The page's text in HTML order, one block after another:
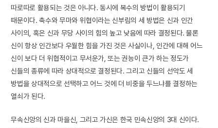
따로따로 활용되는 것은 아니다. 동시에 복수의 방법이 활용되기
때문이다. 축수와 무마와 위협이라는 신부림의 세 방법은 신과 인간
사이의, 혹은 신과 무당 사이의 힘의 높고 낮음에 따라 결정된다. 물론
신이 항상 인간보다 우월한 힘을 가진 것은 사실이나, 인간에 대해 어느
신이 보다 더 위협적이고 무서운가, 또는 권능이 큰가 하는 정도가
신들의 종류에 따라 상대적으로 결정된다. 그리고 신들의 선악도 세
방법을 상대적으로 선택하고 어느 것에 더 비중을 두느냐를 결정하는
열쇠가 된다.
무속신앙의 신과 마을신, 그리고 가신은 한국 민속신앙의 3대 신이다.